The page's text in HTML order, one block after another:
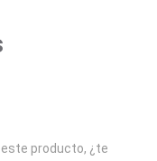
producto, ¿te